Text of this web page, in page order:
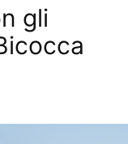
gli